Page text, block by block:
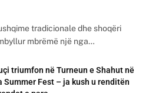
tradicionale dhe shoqëri
mbrëmë një nga…
triumfon në Turneun e Shahut në
Summer Fest – ja kush u renditën